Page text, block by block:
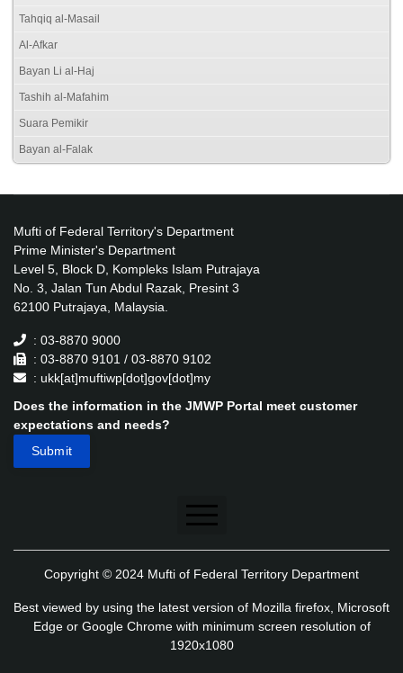
Tahqiq al-Masail
Al-Afkar
Bayan Li al-Haj
Tashih al-Mafahim
Suara Pemikir
Bayan al-Falak
Mufti of Federal Territory's Department
Prime Minister's Department
Level 5, Block D, Kompleks Islam Putrajaya
No. 3, Jalan Tun Abdul Razak, Presint 3
62100 Putrajaya, Malaysia.
: 03-8870 9000
: 03-8870 9101 / 03-8870 9102
: ukk[at]muftiwp[dot]gov[dot]my
Does the information in the JMWP Portal meet customer
expectations and needs?
Disclaimer
Application's Privacy Policy
Copyright © 2024 Mufti of Federal Territory Department
Best viewed by using the latest version of Mozilla firefox, Microsoft
Edge or Google Chrome with minimum screen resolution of
1920x1080